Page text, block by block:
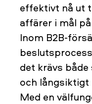
effektivt nå ut
affärer i mål
Inom B2B-
det krävs
och långsiktigt
Med en